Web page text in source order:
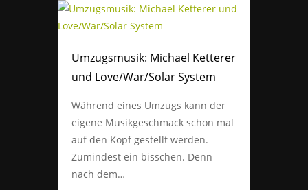
Umzugsmusik: Michael Ketterer
und Love/War/Solar System
Während eines Umzugs kann der
eigene Musikgeschmack schon mal
auf den Kopf gestellt werden.
Zumindest ein bisschen. Denn
nach dem…